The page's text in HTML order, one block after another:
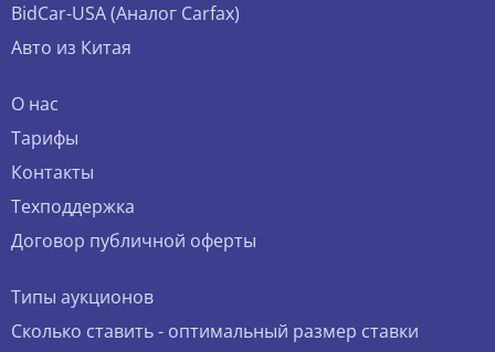
BidCar-USA (Аналог Carfax)
Авто из Китая
О нас
Тарифы
Контакты
Техподдержка
Договор публичной оферты
Типы аукционов
Сколько ставить - оптимальный размер ставки